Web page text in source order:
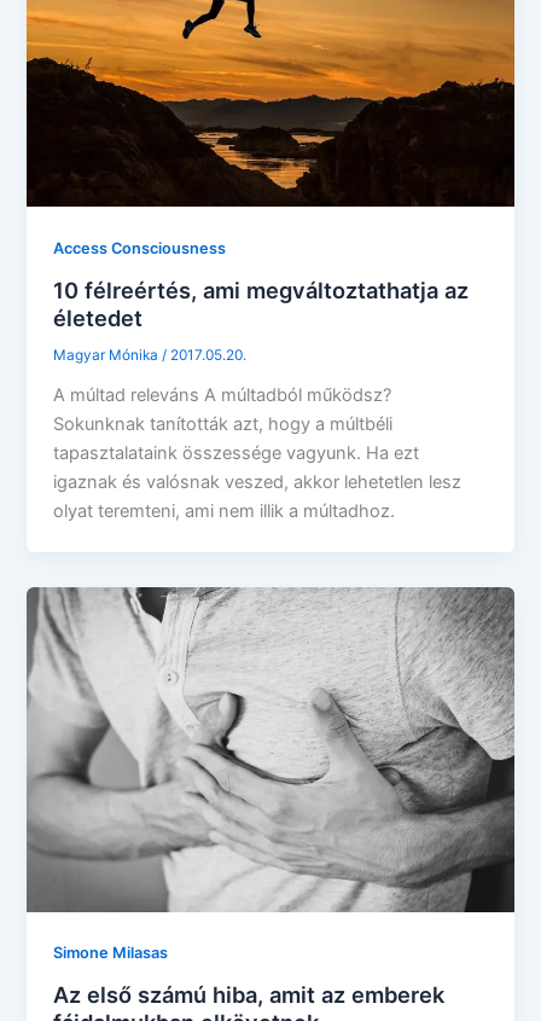
Access Consciousness
10 félreértés, ami megváltoztathatja az
életedet
Magyar Mónika/ 2017.05.20.
A múltad releváns A múltadból működsz?
Sokunknak tanították azt, hogy a múltbéli
tapasztalataink összessége vagyunk. Ha ezt
igaznak és valósnak veszed, akkor lehetetlen lesz
olyat teremteni, ami nem illik a múltadhoz.
Simone Milasas
Az első számú hiba, amit az emberek